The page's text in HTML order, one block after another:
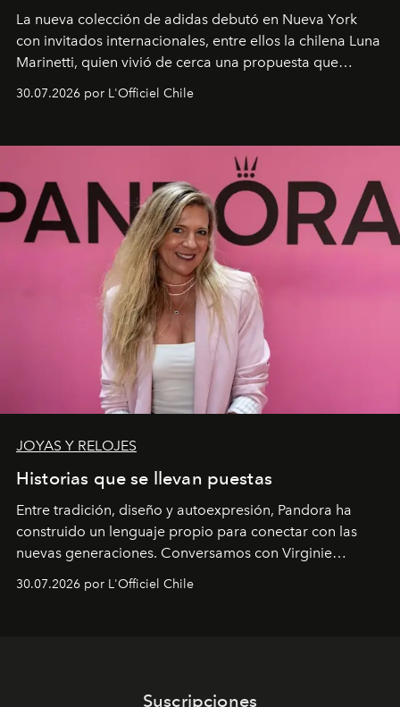
La nueva colección de adidas debutó en Nueva York
con invitados internacionales, entre ellos la chilena Luna
Marinetti, quien vivió de cerca una propuesta que
fusiona moda y rendimiento.
30.07.2026 por L'Officiel Chile
JOYAS Y RELOJES
Historias que se llevan puestas
Entre tradición, diseño y autoexpresión, Pandora ha
construido un lenguaje propio para conectar con las
nuevas generaciones. Conversamos con Virginie
Dubray, la responsable de marketing para
Latinoamérica, sobre identidad, cultura y el valor
30.07.2026 por L'Officiel Chile
Suscripciones